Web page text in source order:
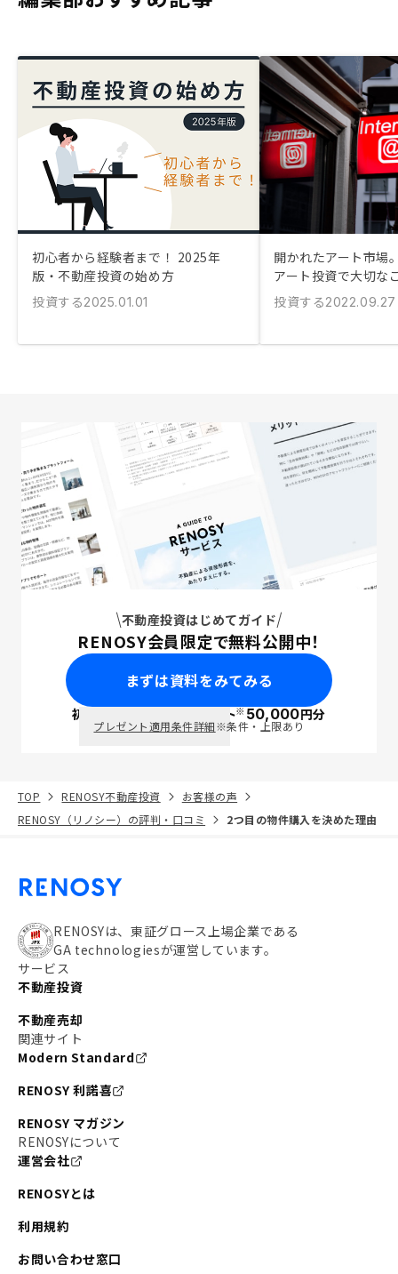
初心者から経験者まで！ 2025年
版・不動産投資の始め方
投資する2025.01.01
開かれたアート市場
アート投資で大切な
投資する2022.09.27
不動産投資はじめてガイド
RENOSY会員限定で無料公開中！
まずは資料をみてみる
初回面談で ポイント※50,000円分
プレゼント適用条件詳細※条件・上限あり
TOP RENOSY不動産投資
お客様の声
RENOSY（リノシー）の評判・口コミ
2つ目の物件購入を決めた理由
RENOSYは、東証グロース上場企業である
GA technologiesが運営しています。
サービス
不動産投資
不動産売却
関連サイト
Modern Standard
RENOSY 利諾喜
RENOSY マガジン
RENOSYについて
運営会社
RENOSYとは
利用規約
お問い合わせ窓口